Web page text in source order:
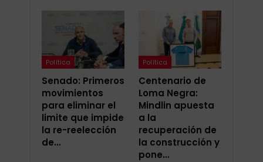
Política
Senado: Primeros
movimientos
para eliminar el
limite que impide
la re-reelección
de…
Política
Centenario de
Loma Negra:
Mindlin apuesta
a la
recuperación de
la construcción y
pone…